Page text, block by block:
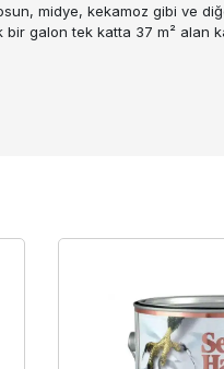
midye, kekamoz gibi ve
galon tek katta 37 m² alan